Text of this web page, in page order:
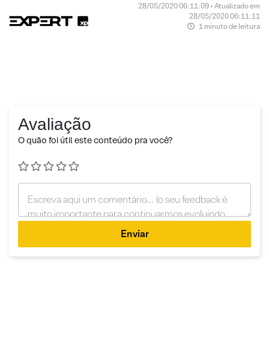
28/05/2020 06:11:09 • Atualizado em
28/05/2020 06:11:11
1 minuto de leitura
Avaliação
O quão foi útil este conteúdo pra você?
Enviar